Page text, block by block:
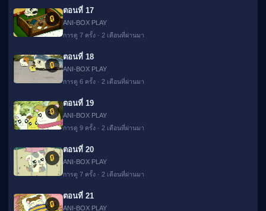
🔒
ตอนที่ 17
ANI-BOX PLAY
การดู 7 ครั้ง · 2 เดือนที่ผ่านมา
🔒
ตอนที่ 18
ANI-BOX PLAY
การดู 6 ครั้ง · 2 เดือนที่ผ่านมา
🔒
ตอนที่ 19
ANI-BOX PLAY
การดู 9 ครั้ง · 2 เดือนที่ผ่านมา
🔒
ตอนที่ 20
ANI-BOX PLAY
การดู 7 ครั้ง · 2 เดือนที่ผ่านมา
🔒
ตอนที่ 21
ANI-BOX PLAY